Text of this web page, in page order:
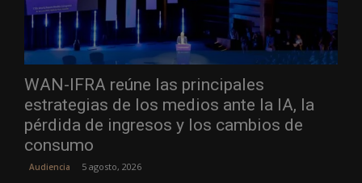
WAN-IFRA reúne las principales
estrategias de los medios ante la IA, la
pérdida de ingresos y los cambios de
consumo
Audiencia 5 agosto, 2026